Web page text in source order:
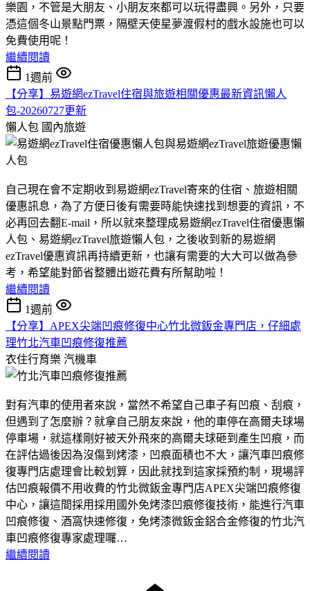
樂園，不管是大朋友、小朋友來都可以玩得盡興。另外，只要
憑這個冬山景點門票，隔壁天使星夢渡假村的戲水設施也可以
免費使用呢！
繼續閱讀
1週前
【分享】易遊網ezTravel住宿與旅遊相關優惠最新資訊懶人
包-20260727更新
懶人包 國內旅遊
自己現在會不定期收到易遊網ezTravel寄來的住宿、旅遊相關
優惠訊息，為了方便日後有需要時能快速找到想要的資訊，不
必再回去翻E-mail，所以就來整理成易遊網ezTravel住宿優惠懶
人包、易遊網ezTravel旅遊懶人包，之後收到新的易遊網
ezTravel優惠資訊再持續更新，也讓有需要的大大可以做為參
考，希望能對節省整體出遊花費有所幫助啦！
繼續閱讀
1週前
【分享】APEX尖端凹痕修復中心竹北微鈑金專門店，仔細處
理竹北汽車凹痕修復推薦
衣住行育樂 汽機車
對有汽車的使用者來說，當然不希望自己車子有凹痕、刮痕，
但遇到了怎麼辦？就拿自己朋友來說，他的車停在高爾夫球場
停車場，就這樣剛好被天外飛來的高爾夫球砸到產生凹痕，而
在評估過後因為沒傷到烤漆，凹痕面積也不大，讓汽車凹痕修
復專門店處理會比較划算，因此就找到這家採預約制，現場評
估凹痕報價不用收費的竹北微鈑金專門店APEX尖端凹痕修復
中心，讓這間採用採用國外免烤漆凹痕修復技術，能進行汽車
凹痕修復、酒窩快速修復，免烤漆微鈑金鋁合金修復的竹北汽
車凹痕修復專家處理囉…
繼續閱讀